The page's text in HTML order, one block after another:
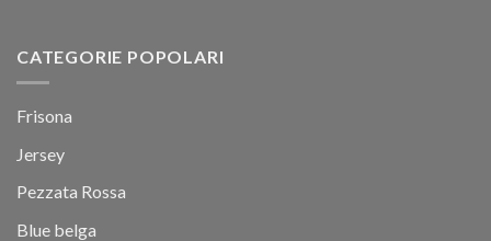
CATEGORIE POPOLARI
Frisona
Jersey
Pezzata Rossa
Blue belga